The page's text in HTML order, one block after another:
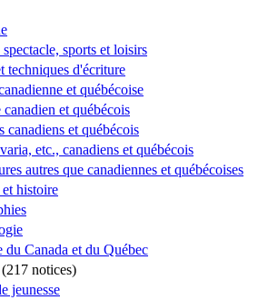
sports et loisirs
techniques d'écriture
et québécoise
canadien et québécois
canadiens et québécois
etc., canadiens et québécois
autres que canadiennes et québécoises
histoire
du Canada et du Québec
notices)
jeunesse